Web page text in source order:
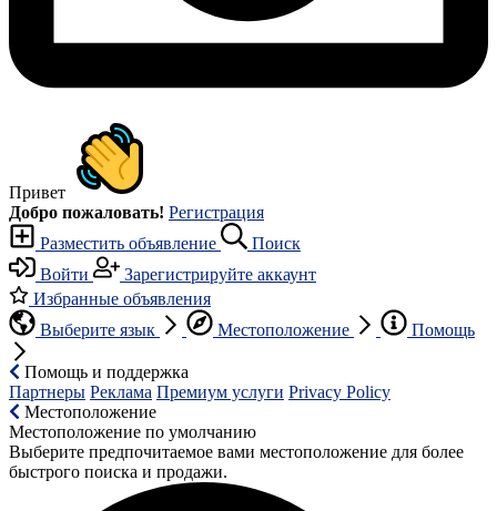
Привет
Добро пожаловать! Регистрация
Разместить объявление
Поиск
Войти
Зарегистрируйте аккаунт
Избранные объявления
Выберите язык
Местоположение Помощь
Помощь и поддержка
Партнеры Реклама Премиум услуги Privacy Policy
Местоположение
Местоположение по умолчанию
Выберите предпочитаемое вами местоположение для более
быстрого поиска и продажи.